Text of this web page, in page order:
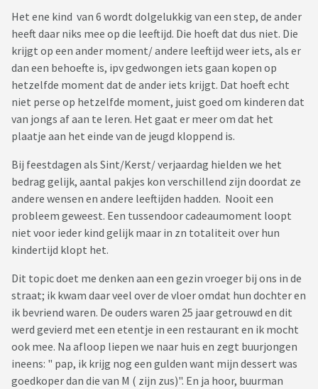
Het ene kind van 6 wordt dolgelukkig van een step, de ander
heeft daar niks mee op die leeftijd. Die hoeft dat dus niet. Die
krijgt op een ander moment/ andere leeftijd weer iets, als er
dan een behoefte is, ipv gedwongen iets gaan kopen op
hetzelfde moment dat de ander iets krijgt. Dat hoeft echt
niet perse op hetzelfde moment, juist goed om kinderen dat
van jongs af aan te leren. Het gaat er meer om dat het
plaatje aan het einde van de jeugd kloppend is.
Bij feestdagen als Sint/Kerst/ verjaardag hielden we het
bedrag gelijk, aantal pakjes kon verschillend zijn doordat ze
andere wensen en andere leeftijden hadden. Nooit een
probleem geweest. Een tussendoor cadeaumoment loopt
niet voor ieder kind gelijk maar in zn totaliteit over hun
kindertijd klopt het.
Dit topic doet me denken aan een gezin vroeger bij ons in de
straat; ik kwam daar veel over de vloer omdat hun dochter en
ik bevriend waren. De ouders waren 25 jaar getrouwd en dit
werd gevierd met een etentje in een restaurant en ik mocht
ook mee. Na afloop liepen we naar huis en zegt buurjongen
ineens: " pap, ik krijg nog een gulden want mijn dessert was
goedkoper dan die van M ( zijn zus)". En ja hoor, buurman